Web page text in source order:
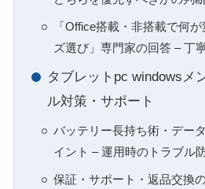
「Office搭載・非搭載で何
ズ選び」専門家の回答 – 丁
タブレットpc windowsメ
ル対策・サポート
バッテリー長持ち術・デー
イント – 運用時のトラブル
保証・サポート・返品交換